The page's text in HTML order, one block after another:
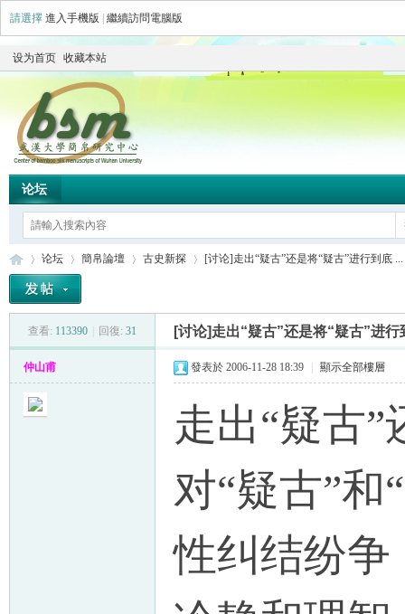
請選擇 進入手機版 繼續訪問電腦版
设为首页 收藏本站
论坛
»
论坛
›
簡帛論壇
›
古史新探
›
[讨论]走出“疑古”还是将“疑古”进行到底 ...
查看: 113390 回復: 31 [讨论]走出“疑古”还是将“疑古”进行
仲山甫 發表於 2006-11-28 18:39 顯示全部樓層
走出“疑古”
对“疑古”和
性纠结纷争